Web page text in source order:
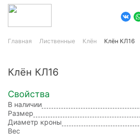
Главная Лиственные Клён Клён КЛ16
Клён КЛ16
Свойства
В наличии
Размер
Диаметр кроны
Вес